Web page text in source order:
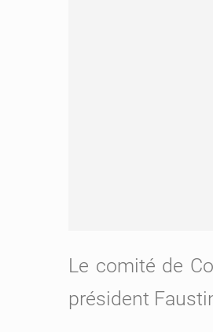
Le comité de
président